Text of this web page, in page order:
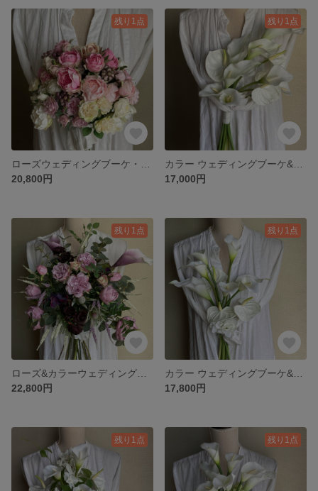
残り1点
20,800円
残り1点
17,000円
残り1点
22,800円
残り1点
17,800円
残り1点 残り1点